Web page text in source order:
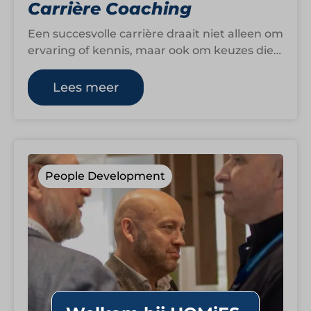
Carrière Coaching
Een succesvolle carrière draait niet alleen om
ervaring of kennis, maar ook om keuzes die
passen bij wie je bent…
Lees meer
People Development